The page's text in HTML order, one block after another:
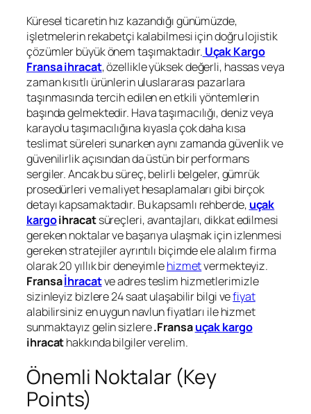
Küresel ticaretin hız kazandığı günümüzde,
işletmelerin rekabetçi kalabilmesi için doğru lojistik
çözümler büyük önem taşımaktadır. Uçak Kargo
Fransa ihracat, özellikle yüksek değerli, hassas veya
zaman kısıtlı ürünlerin uluslararası pazarlara
taşınmasında tercih edilen en etkili yöntemlerin
başında gelmektedir. Hava taşımacılığı, deniz veya
karayolu taşımacılığına kıyasla çok daha kısa
teslimat süreleri sunarken aynı zamanda güvenlik ve
güvenilirlik açısından da üstün bir performans
sergiler. Ancak bu süreç, belirli belgeler, gümrük
prosedürleri ve maliyet hesaplamaları gibi birçok
detayı kapsamaktadır. Bu kapsamlı rehberde, uçak
kargoihracatsüreçleri, avantajları, dikkat edilmesi
gereken noktalar ve başarıya ulaşmak için izlenmesi
gereken stratejiler ayrıntılı biçimde ele alalım firma
olarak 20 yıllık bir deneyimlehizmetvermekteyiz.
Fransaİhracatve adres teslim hizmetlerimizle
sizinleyiz bizlere 24 saat ulaşabilir bilgi vefiyat
alabilirsiniz en uygun navlun fiyatları ile hizmet
sunmaktayız gelin sizlere.Fransauçak kargo
ihracathakkında bilgiler verelim.
Önemli Noktalar (Key
Points)